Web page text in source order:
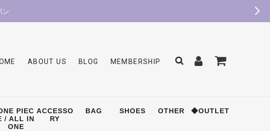
ン
ABOUT US BLOG MEMBERSHIP
PIEC
/ ALL IN
ONE
ACCESSO
RY
BAG SHOES OTHER ◆OUTLET